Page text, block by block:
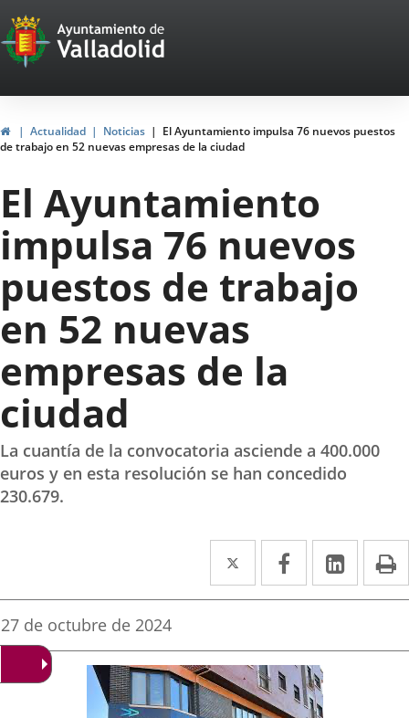
Portal
Web
del
Ayuntamiento
de
Valladolid
InicioActualidad Noticias
El Ayuntamiento impulsa 76 nuevos puestos
de trabajo en 52 nuevas empresas de la ciudad
El Ayuntamiento
impulsa 76 nuevos
puestos de trabajo
en 52 nuevas
empresas de la
ciudad
La cuantía de la convocatoria asciende a 400.000
euros y en esta resolución se han concedido
230.679.
Twitter
Enlace
a
aplicación
externa.
Facebook
Enlace
a
aplicación
externa.
Enlace
a
Fecha
de
noticia
27 de octubre de 2024